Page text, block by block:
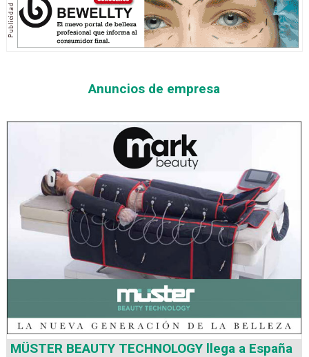
Anuncios de empresa
MÜSTER BEAUTY TECHNOLOGY llega a España